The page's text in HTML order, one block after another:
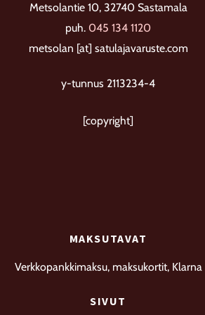
Metsolantie 10, 32740 Sastamala
puh. 045 134 1120
metsolan [at] satulajavaruste.com
y-tunnus 2113234-4
[copyright]
MAKSUTAVAT
Verkkopankkimaksu, maksukortit, Klarna
SIVUT